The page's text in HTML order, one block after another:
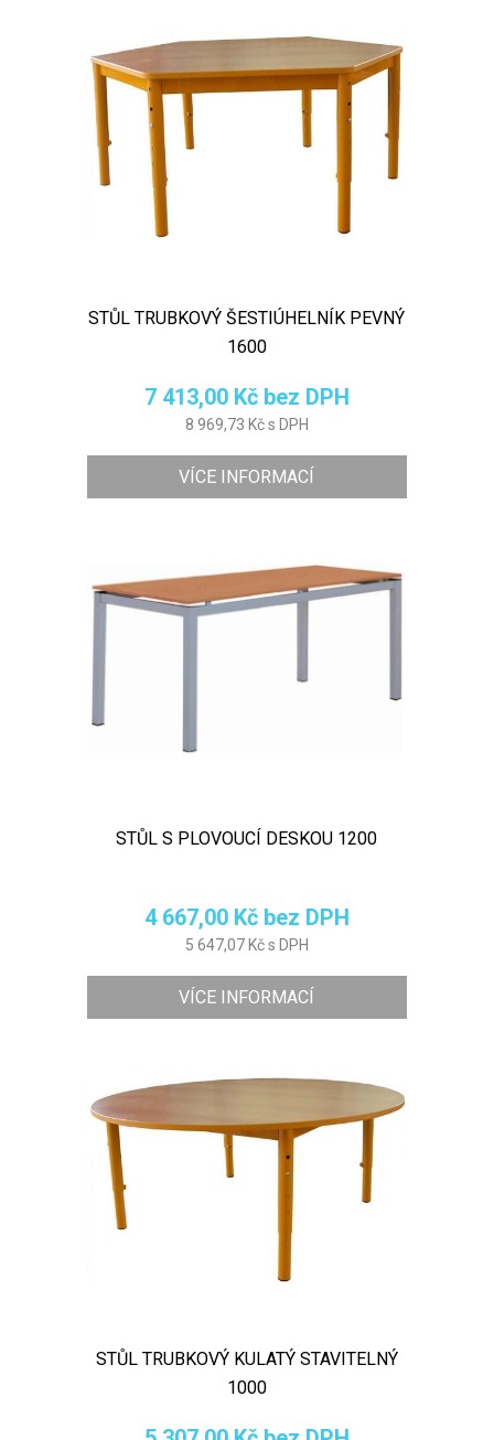
STŮL TRUBKOVÝ ŠESTIÚHELNÍK PEVNÝ
1600
7 413,00 Kč bez DPH
8 969,73 Kč s DPH
VÍCE INFORMACÍ
STŮL S PLOVOUCÍ DESKOU 1200
4 667,00 Kč bez DPH
5 647,07 Kč s DPH
VÍCE INFORMACÍ
STŮL TRUBKOVÝ KULATÝ STAVITELNÝ
1000